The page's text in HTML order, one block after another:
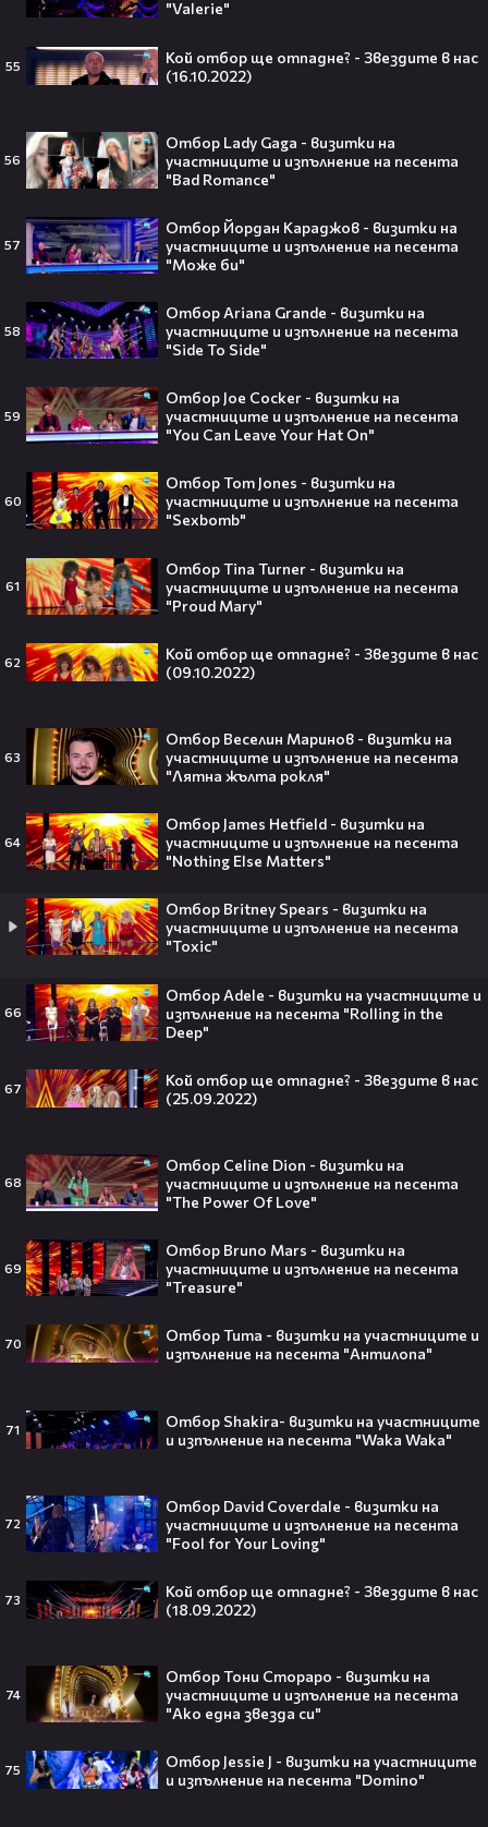
"Valerie"
55
Кой отбор ще отпадне? - Звездите в нас
(16.10.2022)
56
Отбор Lady Gaga - визитки на
участниците и изпълнение на песента
"Bad Romance"
57
Отбор Йордан Караджов - визитки на
участниците и изпълнение на песента
"Може би"
58
Отбор Ariana Grande - визитки на
участниците и изпълнение на песента
"Side To Side"
59
Отбор Joe Cocker - визитки на
участниците и изпълнение на песента
"You Can Leave Your Hat On"
60
Отбор Tom Jones - визитки на
участниците и изпълнение на песента
"Sexbomb"
61
Отбор Tina Turner - визитки на
участниците и изпълнение на песента
"Proud Mary"
62
Кой отбор ще отпадне? - Звездите в нас
(09.10.2022)
63
Отбор Веселин Маринов - визитки на
участниците и изпълнение на песента
"Лятна жълта рокля"
64
Отбор James Hetfield - визитки на
участниците и изпълнение на песента
"Nothing Else Matters"
Отбор Britney Spears - визитки на
участниците и изпълнение на песента
"Toxic"
66
Отбор Adele - визитки на участниците и
изпълнение на песента "Rolling in the
Deep"
67
Кой отбор ще отпадне? - Звездите в нас
(25.09.2022)
68
Отбор Celine Dion - визитки на
участниците и изпълнение на песента
"The Power Of Love"
69
Отбор Bruno Mars - визитки на
участниците и изпълнение на песента
"Treasure"
70
Отбор Тита - визитки на участниците и
изпълнение на песента "Антилопа"
71
Отбор Shakira- визитки на участниците
и изпълнение на песента "Waka Waka"
72
Отбор David Coverdale - визитки на
участниците и изпълнение на песента
"Fool for Your Loving"
73
Кой отбор ще отпадне? - Звездите в нас
(18.09.2022)
74
Отбор Тони Стораро - визитки на
участниците и изпълнение на песента
"Ако една звезда си"
75
Отбор Jessie J - визитки на участниците
и изпълнение на песента "Domino"
Плати ли FIFA милиони на
IShowSpeed?! Истината зад
„Game of Thrones“ най-накрая
получава PC версията която
чакахме🎮🤩
Топ 5 игри, които ще ти дадат
усещането за „Одисея“ на
Кристофър Нолан🤩🎮
Световното първенство по
футбол заедно с Мадона, Шакира
и BTS!⚽🤩
Влязохме в друг свят!
Бербо смени терена: от „Олд
театралната сцена👀⚽
250 години тишина: Америка
зарови капсула, която никой жив
Ерлинг Холанд ghost-на Том
Холанд?! 💀 Защо Спайдър-мен
Втори шанс за любовта? Ариана
Гранде и Рики Алварес отново
VESSOU влиза в света на онлайн
сериалите с „Кварталът на
Реджо“ 🤩🎬
07:50
VOID & Girl Code: Всичко за K-pop
сцената и мечтите им